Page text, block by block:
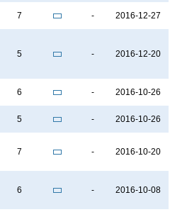
7 - 2016-12-27
5 - 2016-12-20
6 - 2016-10-26
5 - 2016-10-26
7 - 2016-10-20
6 - 2016-10-08